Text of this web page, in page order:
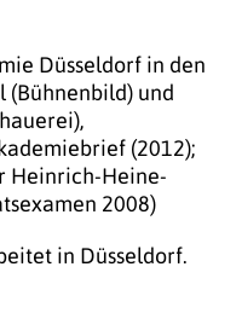
Düsseldorf in den
(Bühnenbild) und
(2012);
Heinrich-Heine-
2008)
in Düsseldorf.